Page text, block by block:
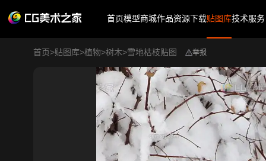
首页模型商城作品资源下载贴图库技术服务
首页>贴图库>植物>树木>雪地枯枝贴图 举报